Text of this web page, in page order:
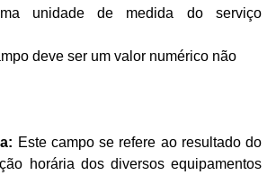
unidade de medida do serviço
deve ser um valor numérico não
Este campo se refere ao resultado do
horária dos diversos equipamentos